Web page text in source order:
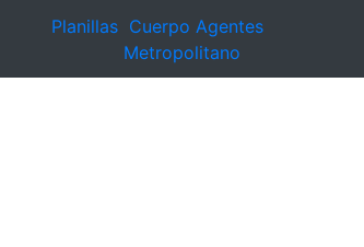
Planillas Cuerpo Agentes
Metropolitano